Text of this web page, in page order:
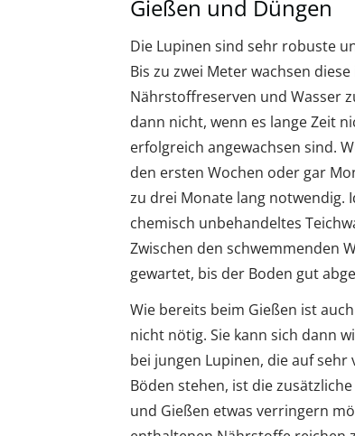
Gießen und Düngen
Die Lupinen sind sehr robuste
Bis zu zwei Meter wachsen
Nährstoffreserven und Wasser
dann nicht, wenn es lange Zeit
erfolgreich angewachsen sind.
den ersten Wochen oder gar
zu drei Monate lang notwendig.
chemisch unbehandeltes
Zwischen den schwemmenden
gewartet, bis der Boden gut
Wie bereits beim Gießen ist
nicht nötig. Sie kann sich dann
bei jungen Lupinen, die auf
Böden stehen, ist die
und Gießen etwas verringern